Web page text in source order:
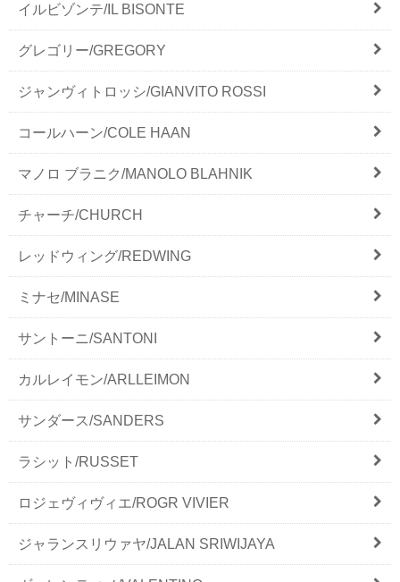
イルビゾンテ/IL BISONTE
グレゴリー/GREGORY
ジャンヴィトロッシ/GIANVITO ROSSI
コールハーン/COLE HAAN
マノロ ブラニク/MANOLO BLAHNIK
チャーチ/CHURCH
レッドウィング/REDWING
ミナセ/MINASE
サントーニ/SANTONI
カルレイモン/ARLLEIMON
サンダース/SANDERS
ラシット/RUSSET
ロジェヴィヴィエ/ROGR VIVIER
ジャランスリウァヤ/JALAN SRIWIJAYA